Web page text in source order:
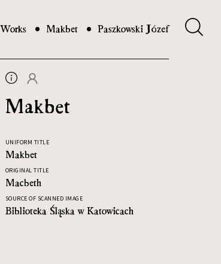
Works Makbet Paszkowski Józef
Makbet
UNIFORM TITLE
Makbet
ORIGINAL TITLE
Macbeth
SOURCE OF SCANNED IMAGE
Biblioteka Śląska w Katowicach